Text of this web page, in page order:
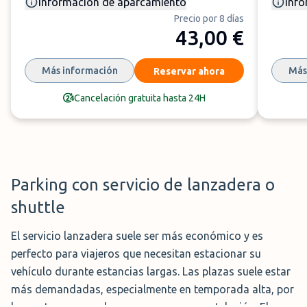
este parking con valet cuida muy bien tu vehículo
mientras que viajas con un equipo de técnicos expertos.
La entrega y recogida del coche se efectua desde lad
05:30 por la mañana hasta la medianoche.
Dirección: Aeropuerto de Barcelona-El Prat. Autovía
de Castelldefels KM 191, 5, Barcelona, 08820, España
Horario:05:30 - 00:00h
Reserva Ahora → Ver Opiniones →
Precio por 8 días
43,00 €
Más información Reservar ahora
Cancelación gratuita hasta 24H
Parking con servicio de lanzadera o
shuttle
El servicio lanzadera suele ser más económico y es
perfecto para viajeros que necesitan estacionar su
vehículo durante estancias largas. Las plazas suele estar
más demandadas, especialmente en temporada alta, por